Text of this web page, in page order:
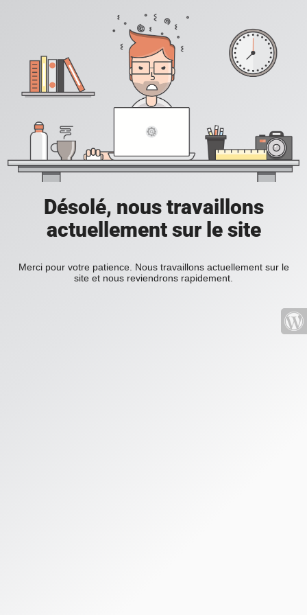
Désolé, nous travaillons
actuellement sur le site
Merci pour votre patience. Nous travaillons actuellement sur le
site et nous reviendrons rapidement.